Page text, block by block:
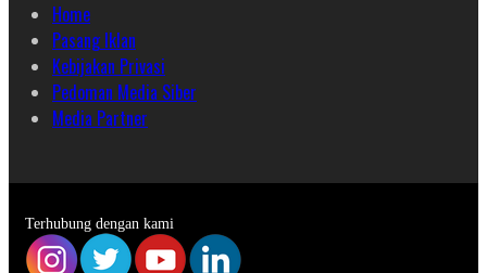
Home
Pasang Iklan
Kebijakan Privasi
Pedoman Media Siber
Media Partner
Terhubung dengan kami